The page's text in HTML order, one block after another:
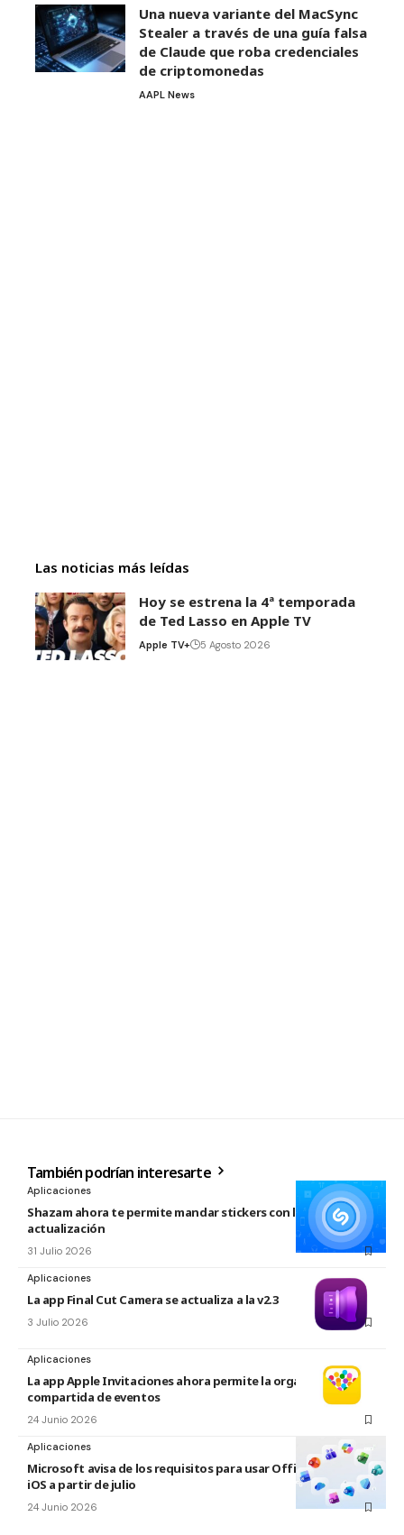
Una nueva variante del MacSync
Stealer a través de una guía falsa
de Claude que roba credenciales
de criptomonedas
AAPL News
Las noticias más leídas
Hoy se estrena la 4ª temporada
de Ted Lasso en Apple TV
Apple TV+ 5 Agosto 2026
También podrían interesarte
Aplicaciones
Shazam ahora te permite mandar stickers con la nueva
actualización
31 Julio 2026
Aplicaciones
La app Final Cut Camera se actualiza a la v2.3
3 Julio 2026
Aplicaciones
La app Apple Invitaciones ahora permite la organización
compartida de eventos
24 Junio 2026
Aplicaciones
Microsoft avisa de los requisitos para usar Office en macOS y
iOS a partir de julio
24 Junio 2026